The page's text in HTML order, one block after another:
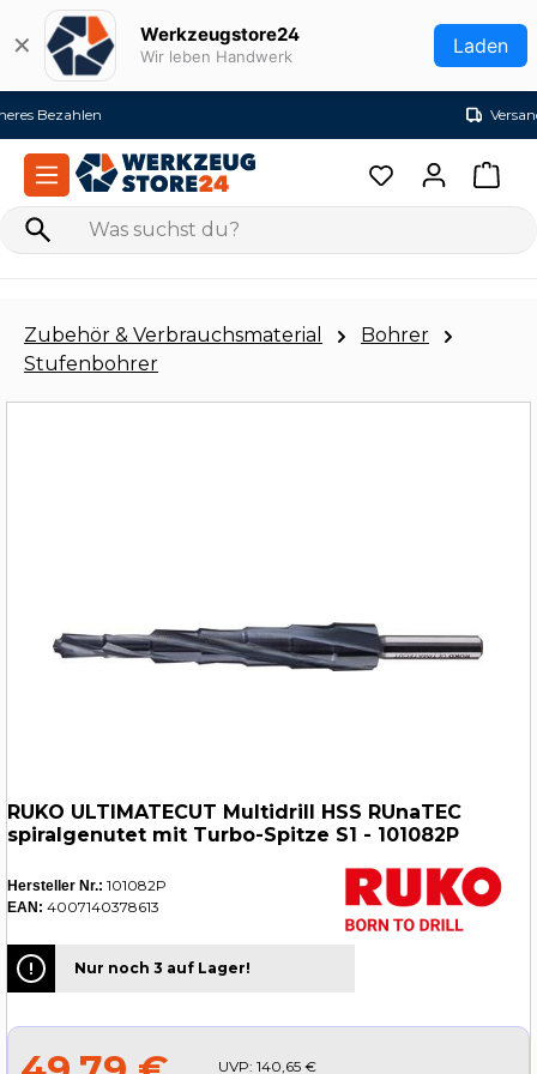
Zum Hauptinhalt springen
✕ Werkzeugstore24
Wir leben Handwerk Laden
Zubehör & Verbrauchsmaterial
Bohrer
Stufenbohrer
RUKO ULTIMATECUT Multidrill HSS RUnaTEC
spiralgenutet mit Turbo-Spitze S1 - 101082P
Hersteller Nr.: 101082P
EAN: 4007140378613
Nur noch 3 auf Lager!
UVP: 140,65 €